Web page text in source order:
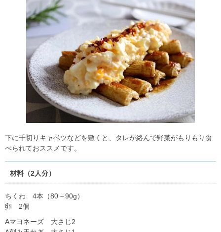
下に千切りキャベツなどを敷くと、タレが絡んで野菜がもりもり食
べられておススメです。
材料（2人分）
ちくわ 4本（80～90g）
卵 2個
Aマヨネーズ 大さじ2